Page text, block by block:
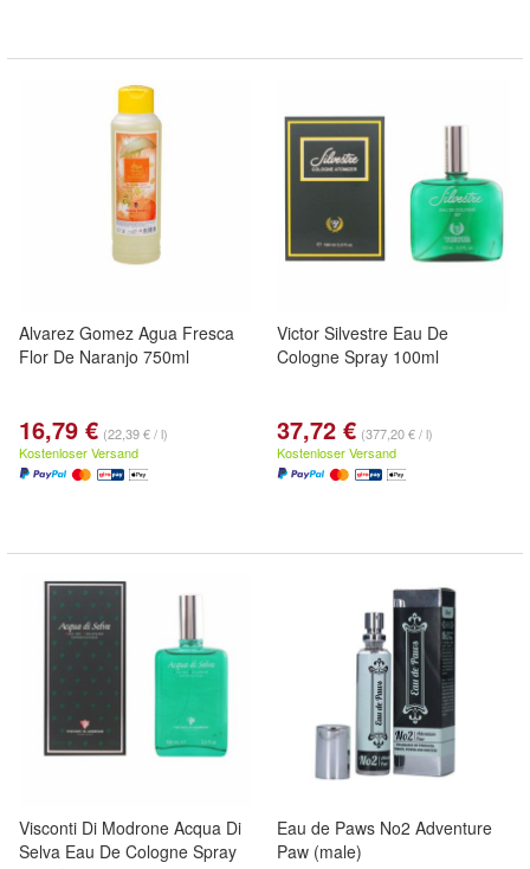
Alvarez Gomez Agua Fresca
Flor De Naranjo 750ml
16,79 € (22,39 € / l)
Kostenloser Versand
Victor Silvestre Eau De
Cologne Spray 100ml
37,72 € (377,20 € / l)
Kostenloser Versand
Visconti Di Modrone Acqua Di
Selva Eau De Cologne Spray
Eau de Paws No2 Adventure
Paw (male)